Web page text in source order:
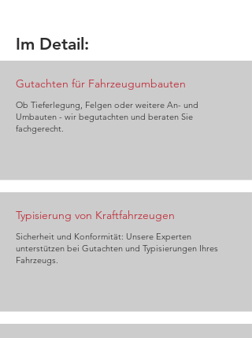
Im Detail:
Gutachten für Fahrzeugumbauten
Ob Tieferlegung, Felgen oder weitere An- und
Umbauten - wir begutachten und beraten Sie
fachgerecht.
Typisierung von Kraftfahrzeugen
Sicherheit und Konformität: Unsere Experten
unterstützen bei Gutachten und Typisierungen Ihres
Fahrzeugs.